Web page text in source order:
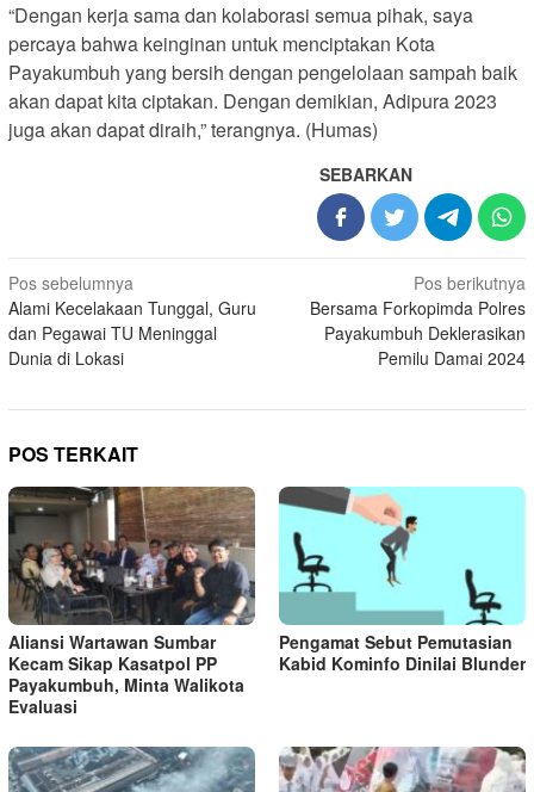
“Dengan kerja sama dan kolaborasi semua pihak, saya
percaya bahwa keinginan untuk menciptakan Kota
Payakumbuh yang bersih dengan pengelolaan sampah baik
akan dapat kita ciptakan. Dengan demikian, Adipura 2023
juga akan dapat diraih,” terangnya. (Humas)
SEBARKAN
Navigasi
pos
Pos sebelumnya
Alami Kecelakaan Tunggal, Guru
dan Pegawai TU Meninggal
Dunia di Lokasi
Pos berikutnya
Bersama Forkopimda Polres
Payakumbuh Deklerasikan
Pemilu Damai 2024
POS TERKAIT
Aliansi Wartawan Sumbar
Kecam Sikap Kasatpol PP
Payakumbuh, Minta Walikota
Evaluasi
Pengamat Sebut Pemutasian
Kabid Kominfo Dinilai Blunder